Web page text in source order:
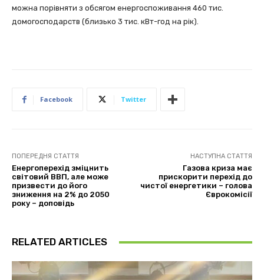
можна порівняти з обсягом енергоспоживання 460 тис.
домогосподарств (близько 3 тис. кВт-год на рік).
Facebook Twitter
ПОПЕРЕДНЯ СТАТТЯ
Енергоперехід зміцнить
світовий ВВП, але може
призвести до його
зниження на 2% до 2050
року – доповідь
НАСТУПНА СТАТТЯ
Газова криза має
прискорити перехід до
чистої енергетики – голова
Єврокомісії
RELATED ARTICLES